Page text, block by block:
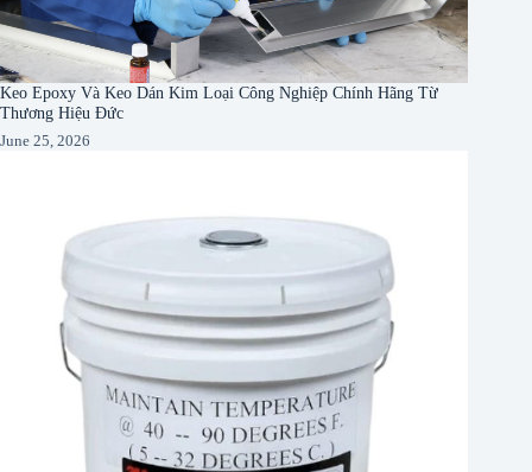
Keo Epoxy Và Keo Dán Kim Loại Công Nghiệp Chính Hãng Từ
Thương Hiệu Đức
June 25, 2026